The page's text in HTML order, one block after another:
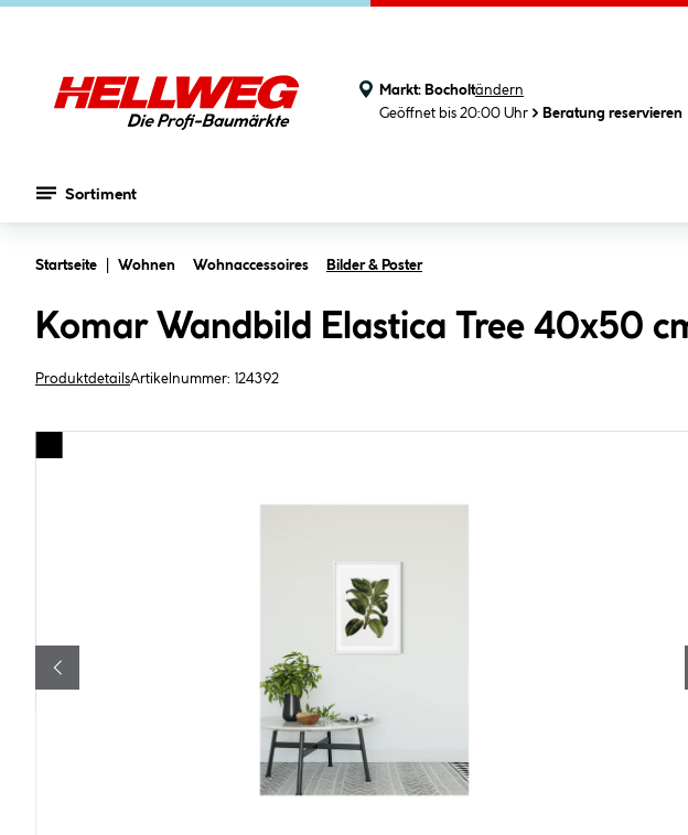
Markt: Bocholtändern
Geöffnet bis 20:00 Uhr
Beratung reservieren
Sortiment
Startseite Wohnen Wohnaccessoires Bilder & Poster
Komar Wandbild Elastica Tree 40x50
ProduktdetailsArtikelnummer: 124392